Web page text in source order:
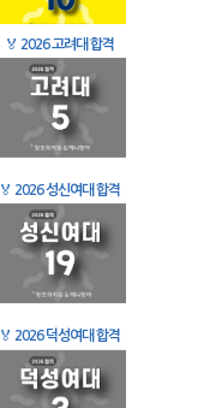
🏅 2026 고려대 합격
🏅 2026 성신여대 합격
🏅 2026 덕성여대 합격